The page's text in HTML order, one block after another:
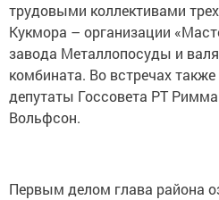
трудовыми коллективами
Кукмора – организации
завода Металлопосуды и
комбината. Во встречах
депутаты Госсовета РТ
Вольфсон.
Первым делом глава района